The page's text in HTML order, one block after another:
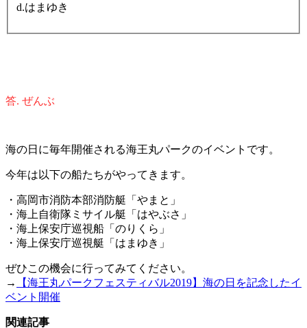
d.はまゆき
答. ぜんぶ
海の日に毎年開催される海王丸パークのイベントです。
今年は以下の船たちがやってきます。
・高岡市消防本部消防艇「やまと」
・海上自衛隊ミサイル艇「はやぶさ」
・海上保安庁巡視船「のりくら」
・海上保安庁巡視艇「はまゆき」
ぜひこの機会に行ってみてください。
→
【海王丸パークフェスティバル2019】海の日を記念したイ
ベント開催
関連記事